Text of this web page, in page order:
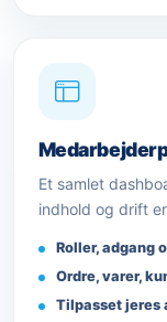
Et samlet
indhold og drift
Roller, adgang
Ordre, varer,
Tilpasset jeres